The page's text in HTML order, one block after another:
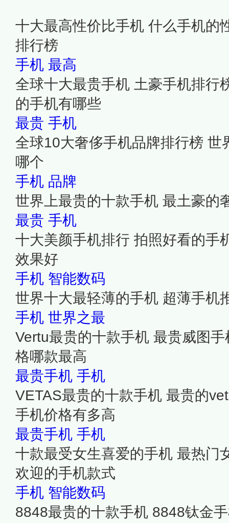
十大最高性价比手机 什么手机的
排行榜
手机 最高
全球十大最贵手机 土豪手机排行
的手机有哪些
最贵 手机
全球10大奢侈手机品牌排行榜 世
哪个
手机 品牌
世界上最贵的十款手机 最土豪的
最贵 手机
十大美颜手机排行 拍照好看的手
效果好
手机 智能数码
世界十大最轻薄的手机 超薄手机
手机 世界之最
Vertu最贵的十款手机 最贵威图
格哪款最高
最贵手机 手机
VETAS最贵的十款手机 最贵的
手机价格有多高
最贵手机 手机
十款最受女生喜爱的手机 最热门
欢迎的手机款式
手机 智能数码
8848最贵的十款手机 8848钛金